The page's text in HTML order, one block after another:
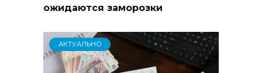
ожидаются заморозки
АКТУАЛЬНО